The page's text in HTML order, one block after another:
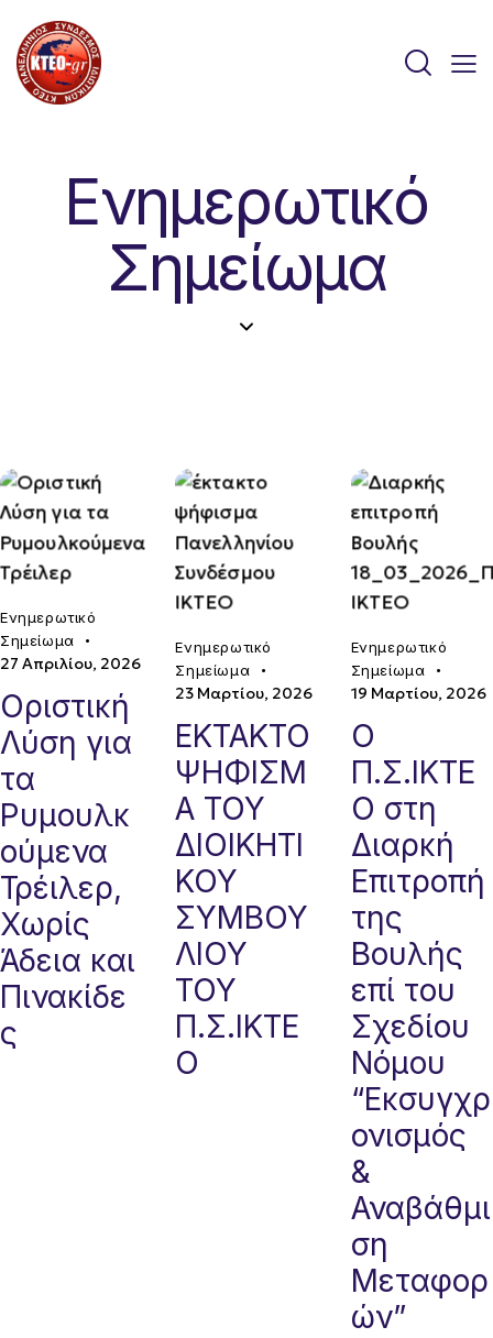
Ενημερωτικό
Σημείωμα
Ενημερωτικό
Σημείωμα
27 Απριλίου, 2026
Οριστική
Λύση για
τα
Ρυμουλκ
ούμενα
Τρέιλερ,
Χωρίς
Άδεια και
Πινακίδε
ς
Ενημερωτικό
Σημείωμα
23 Μαρτίου, 2026
EKTAKTO
ΨΗΦΙΣΜ
Α ΤΟΥ
ΔΙΟΙΚΗΤΙ
ΚΟΥ
ΣΥΜΒΟΥ
ΛΙΟΥ
ΤΟΥ
Π.Σ.ΙΚΤΕ
Ο
Ενημερωτικό
Σημείωμα
19 Μαρτίου, 2026
Ο
Π.Σ.ΙΚΤΕ
Ο στη
Διαρκή
Επιτροπή
της
Βουλής
επί του
Σχεδίου
Νόμου
“Εκσυγχρ
ονισμός
&
Αναβάθμι
ση
Μεταφορ
ών”